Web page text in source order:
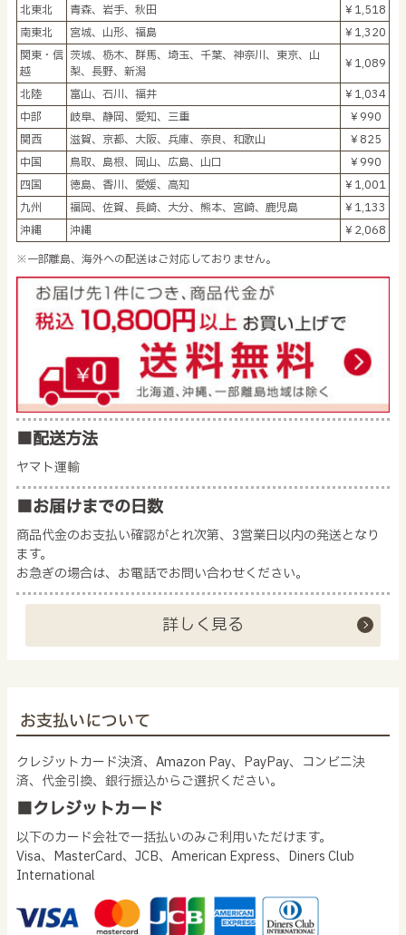
北東北
青森、岩手、秋田
￥1,518
南東北
宮城、山形、福島
￥1,320
関東・信
越
茨城、栃木、群馬、埼玉、千葉、神奈川、東京、山
梨、長野、新潟
￥1,089
北陸
富山、石川、福井
￥1,034
中部
岐阜、静岡、愛知、三重
￥990
関西
滋賀、京都、大阪、兵庫、奈良、和歌山
￥825
中国
鳥取、島根、岡山、広島、山口
￥990
四国
徳島、香川、愛媛、高知
￥1,001
九州
福岡、佐賀、長崎、大分、熊本、宮崎、鹿児島
￥1,133
沖縄
沖縄
￥2,068
※一部離島、海外への配送はご対応しておりません。
■配送方法
ヤマト運輸
■お届けまでの日数
商品代金のお支払い確認がとれ次第、3営業日以内の発送となり
ます。
お急ぎの場合は、お電話でお問い合わせください。
詳しく見る
お支払いについて
クレジットカード決済、Amazon Pay、PayPay、コンビニ決
済、代金引換、銀行振込からご選択ください。
■クレジットカード
以下のカード会社で一括払いのみご利用いただけます。
Visa、MasterCard、JCB、American Express、Diners Club
International